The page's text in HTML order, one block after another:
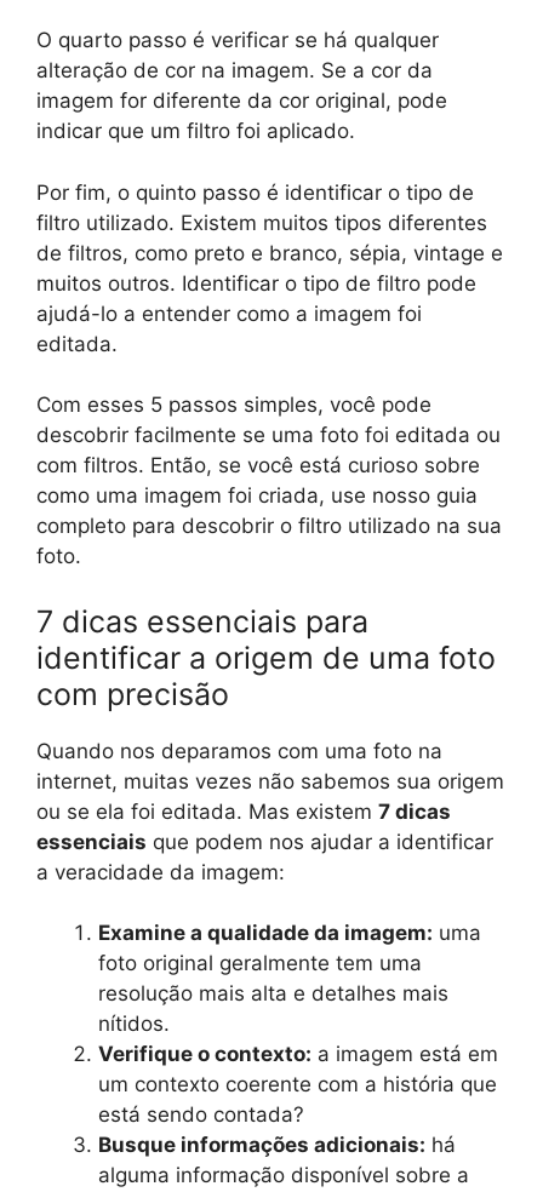
O quarto passo é verificar se há qualquer
alteração de cor na imagem. Se a cor da
imagem for diferente da cor original, pode
indicar que um filtro foi aplicado.
Por fim, o quinto passo é identificar o tipo de
filtro utilizado. Existem muitos tipos diferentes
de filtros, como preto e branco, sépia, vintage e
muitos outros. Identificar o tipo de filtro pode
ajudá-lo a entender como a imagem foi
editada.
Com esses 5 passos simples, você pode
descobrir facilmente se uma foto foi editada ou
com filtros. Então, se você está curioso sobre
como uma imagem foi criada, use nosso guia
completo para descobrir o filtro utilizado na sua
foto.
7 dicas essenciais para
identificar a origem de uma foto
com precisão
Quando nos deparamos com uma foto na
internet, muitas vezes não sabemos sua origem
ou se ela foi editada. Mas existem 7 dicas
essenciais que podem nos ajudar a identificar
a veracidade da imagem:
Examine a qualidade da imagem: uma
foto original geralmente tem uma
resolução mais alta e detalhes mais
nítidos.
Verifique o contexto: a imagem está em
um contexto coerente com a história que
está sendo contada?
Busque informações adicionais: há
alguma informação disponível sobre a